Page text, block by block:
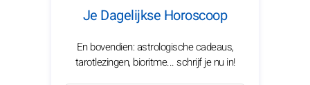
Je Dagelijkse Horoscoop
En bovendien: astrologische cadeaus,
tarotlezingen, bioritme... schrijf je nu in!